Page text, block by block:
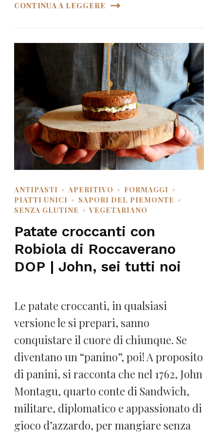
CONTINUA A LEGGERE
ANTIPASTI APERITIVO
FORMAGGI
PIATTI UNICI
SAPORI DEL PIEMONTE
SENZA GLUTINE
VEGETARIANO
Patate croccanti con
Robiola di Roccaverano
DOP | John, sei tutti noi
Le patate croccanti, in qualsiasi
versione le si prepari, sanno
conquistare il cuore di chiunque. Se
diventano un “panino”, poi! A proposito
di panini, si racconta che nel 1762, John
Montagu, quarto conte di Sandwich,
militare, diplomatico e appassionato di
gioco d’azzardo, per mangiare senza